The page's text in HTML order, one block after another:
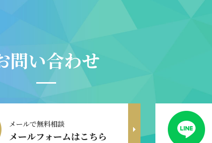
問い合わせ
メールで無料相談
メールフォームはこちら